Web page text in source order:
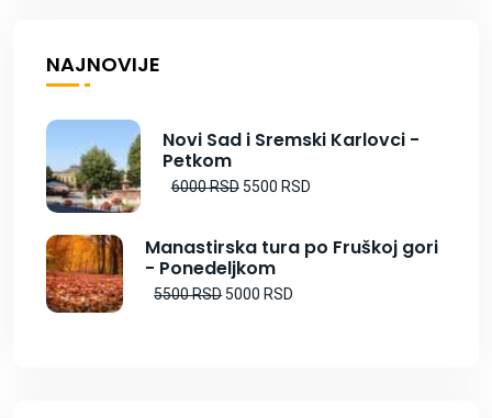
NAJNOVIJE
Novi Sad i Sremski Karlovci -
Petkom
6000 RSD5500 RSD
Manastirska tura po Fruškoj gori
- Ponedeljkom
5500 RSD5000 RSD